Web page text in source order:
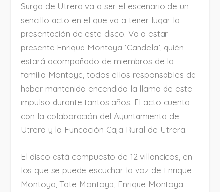
Surga de Utrera va a ser el escenario de un
sencillo acto en el que va a tener lugar la
presentación de este disco. Va a estar
presente Enrique Montoya ‘Candela’, quién
estará acompañado de miembros de la
familia Montoya, todos ellos responsables de
haber mantenido encendida la llama de este
impulso durante tantos años. El acto cuenta
con la colaboración del Ayuntamiento de
Utrera y la Fundación Caja Rural de Utrera.
El disco está compuesto de 12 villancicos, en
los que se puede escuchar la voz de Enrique
Montoya, Tate Montoya, Enrique Montoya